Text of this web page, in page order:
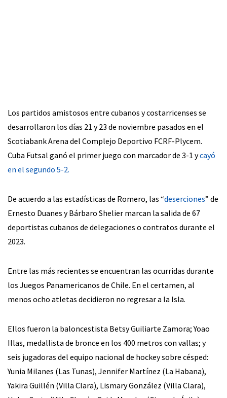
Los partidos amistosos entre cubanos y costarricenses se
desarrollaron los días 21 y 23 de noviembre pasados en el
Scotiabank Arena del Complejo Deportivo FCRF-Plycem.
Cuba Futsal ganó el primer juego con marcador de 3-1 ycayó
en el segundo 5-2.
De acuerdo a las estadísticas de Romero, las “deserciones” de
Ernesto Duanes y Bárbaro Shelier marcan la salida de 67
deportistas cubanos de delegaciones o contratos durante el
2023.
Entre las más recientes se encuentran las ocurridas durante
los Juegos Panamericanos de Chile. En el certamen, al
menos ocho atletas decidieron no regresar a la Isla.
Ellos fueron la baloncestista Betsy Guiliarte Zamora; Yoao
Illas, medallista de bronce en los 400 metros con vallas; y
seis jugadoras del equipo nacional de hockey sobre césped:
Yunia Milanes (Las Tunas), Jennifer Martínez (La Habana),
Yakira Guillén (Villa Clara), Lismary González (Villa Clara),